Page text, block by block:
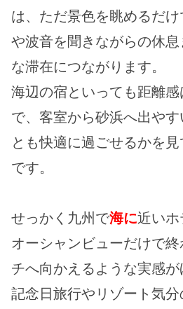
は、ただ景色を眺めるだ
や波音を聞きながらの休息
な滞在につながります。
海辺の宿といっても距離
で、客室から砂浜へ出や
とも快適に過ごせるかを
です。
せっかく九州で海に近いホ
オーシャンビューだけで
チへ向かえるような実感が
記念日旅行やリゾート気